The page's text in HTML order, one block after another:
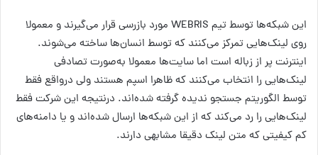
این شبکه‌ها توسط تیم WEBRIS مورد بازرسی قرار می‌گیرند و معمولا
روی لینک‌هایی تمرکز می‌کنند که توسط انسان‌ها ساخته می‌شوند.
اینترنت پر از زباله است اما سایت‌ها معمولا به‌صورت تصادفی
لینک‌هایی را انتخاب می‌کنند که ظاهرا اسپم هستند ولی درواقع فقط
توسط الگوریتم جستجو ندیده گرفته شده‌اند. درنتیجه این شرکت فقط
لینک‌هایی را رد می‌کند که از این شبکه‌ها ارسال شده‌اند و یا دامنه‌های
کم کیفیتی که متن لینک دقیقا مشابهی دارند.